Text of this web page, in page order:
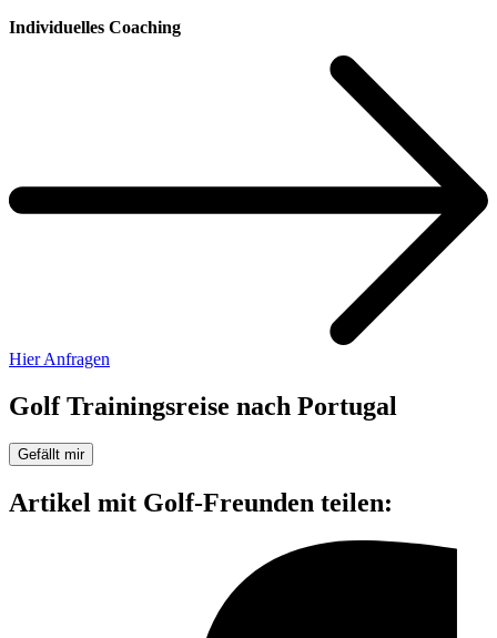
Individuelles Coaching
Hier Anfragen
Golf Trainingsreise nach Portugal
Gefällt mir
Artikel mit Golf-Freunden teilen: